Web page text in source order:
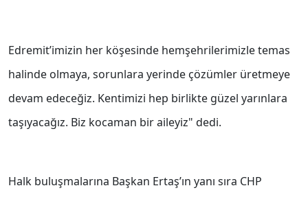
Edremit’imizin her köşesinde hemşehrilerimizle temas
halinde olmaya, sorunlara yerinde çözümler üretmeye
devam edeceğiz. Kentimizi hep birlikte güzel yarınlara
taşıyacağız. Biz kocaman bir aileyiz" dedi.
Halk buluşmalarına Başkan Ertaş’ın yanı sıra CHP